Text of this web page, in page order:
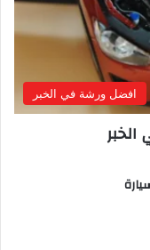
افضل ورشة في الخبر